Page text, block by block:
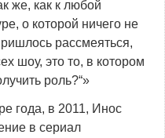
же, как к любой
о которой ничего не
рассмеяться,
шоу, это то, в котором
роль?“»
года, в 2011, Инос
в сериал